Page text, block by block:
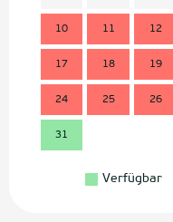
10 11 12
17 18 19
24 25 26
31
Verfügbar